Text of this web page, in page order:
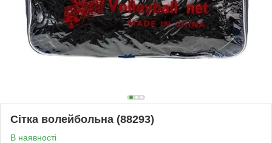
Сітка волейбольна (88293)
В наявності